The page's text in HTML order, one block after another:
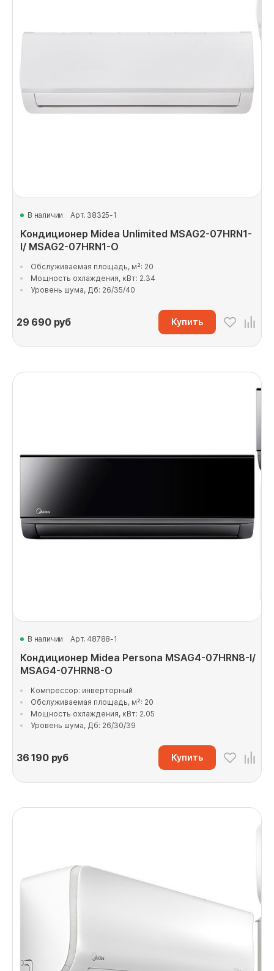
В наличии Арт. 38325-1
Кондиционер Midea Unlimited MSAG2-07HRN1-
I/ MSAG2-07HRN1-O
Обслуживаемая площадь, м²: 20
Мощность охлаждения, кВт: 2.34
Уровень шума, Дб: 26/35/40
29 690руб Купить
В наличии Арт. 48788-1
Кондиционер Midea Persona MSAG4-07HRN8-I/
MSAG4-07HRN8-O
Компрессор: инверторный
Обслуживаемая площадь, м²: 20
Мощность охлаждения, кВт: 2.05
Уровень шума, Дб: 26/30/39
36 190руб Купить